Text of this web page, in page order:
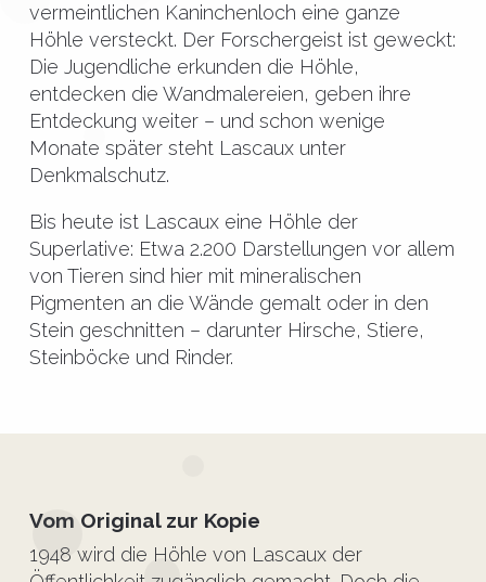
vermeintlichen Kaninchenloch eine ganze
Höhle versteckt. Der Forschergeist ist geweckt:
Die Jugendliche erkunden die Höhle,
entdecken die Wandmalereien, geben ihre
Entdeckung weiter – und schon wenige
Monate später steht Lascaux unter
Denkmalschutz.
Bis heute ist Lascaux eine Höhle der
Superlative: Etwa 2.200 Darstellungen vor allem
von Tieren sind hier mit mineralischen
Pigmenten an die Wände gemalt oder in den
Stein geschnitten – darunter Hirsche, Stiere,
Steinböcke und Rinder.
Vom Original zur Kopie
1948 wird die Höhle von Lascaux der